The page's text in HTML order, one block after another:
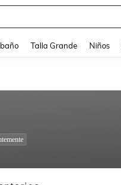
Talla Grande Niños